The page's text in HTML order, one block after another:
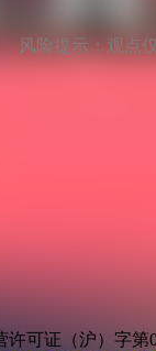
风险提示：观点
许可证（沪）字第